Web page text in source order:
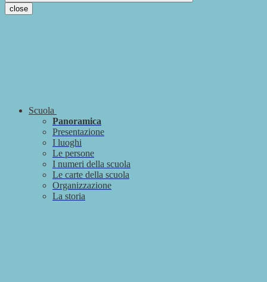
close
Scuola
Panoramica
Presentazione
I luoghi
Le persone
I numeri della scuola
Le carte della scuola
Organizzazione
La storia